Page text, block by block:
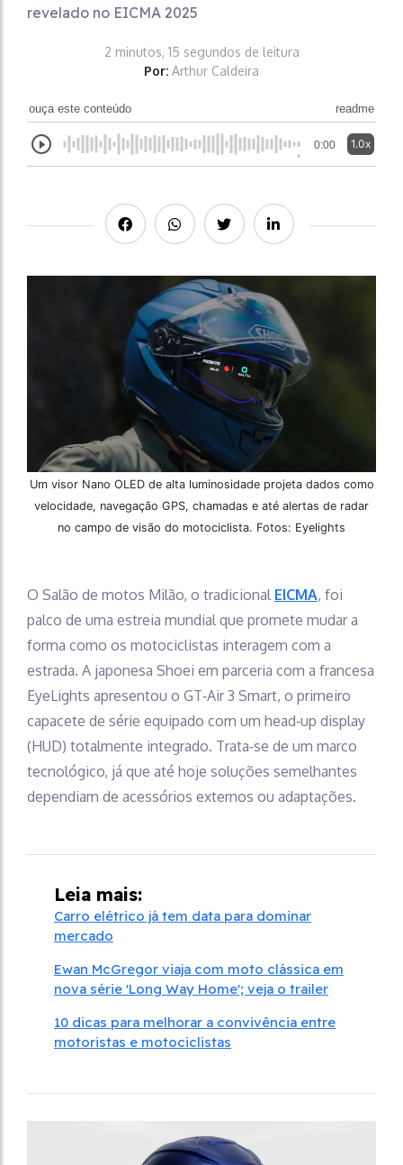
revelado no EICMA 2025
2 minutos, 15 segundos de leitura
Por: Arthur Caldeira
ouça este conteúdo readme
0:00 1.0x
Um visor Nano OLED de alta luminosidade projeta dados como
velocidade, navegação GPS, chamadas e até alertas de radar
no campo de visão do motociclista. Fotos: Eyelights
O Salão de motos Milão, o tradicional EICMA, foi
palco de uma estreia mundial que promete mudar a
forma como os motociclistas interagem com a
estrada. A japonesa Shoei em parceria com a francesa
EyeLights apresentou o GT‑Air 3 Smart, o primeiro
capacete de série equipado com um head‑up display
(HUD) totalmente integrado. Trata‑se de um marco
tecnológico, já que até hoje soluções semelhantes
dependiam de acessórios externos ou adaptações.
Leia mais:
Carro elétrico já tem data para dominar
mercado
Ewan McGregor viaja com moto clássica em
nova série 'Long Way Home'; veja o trailer
10 dicas para melhorar a convivência entre
motoristas e motociclistas